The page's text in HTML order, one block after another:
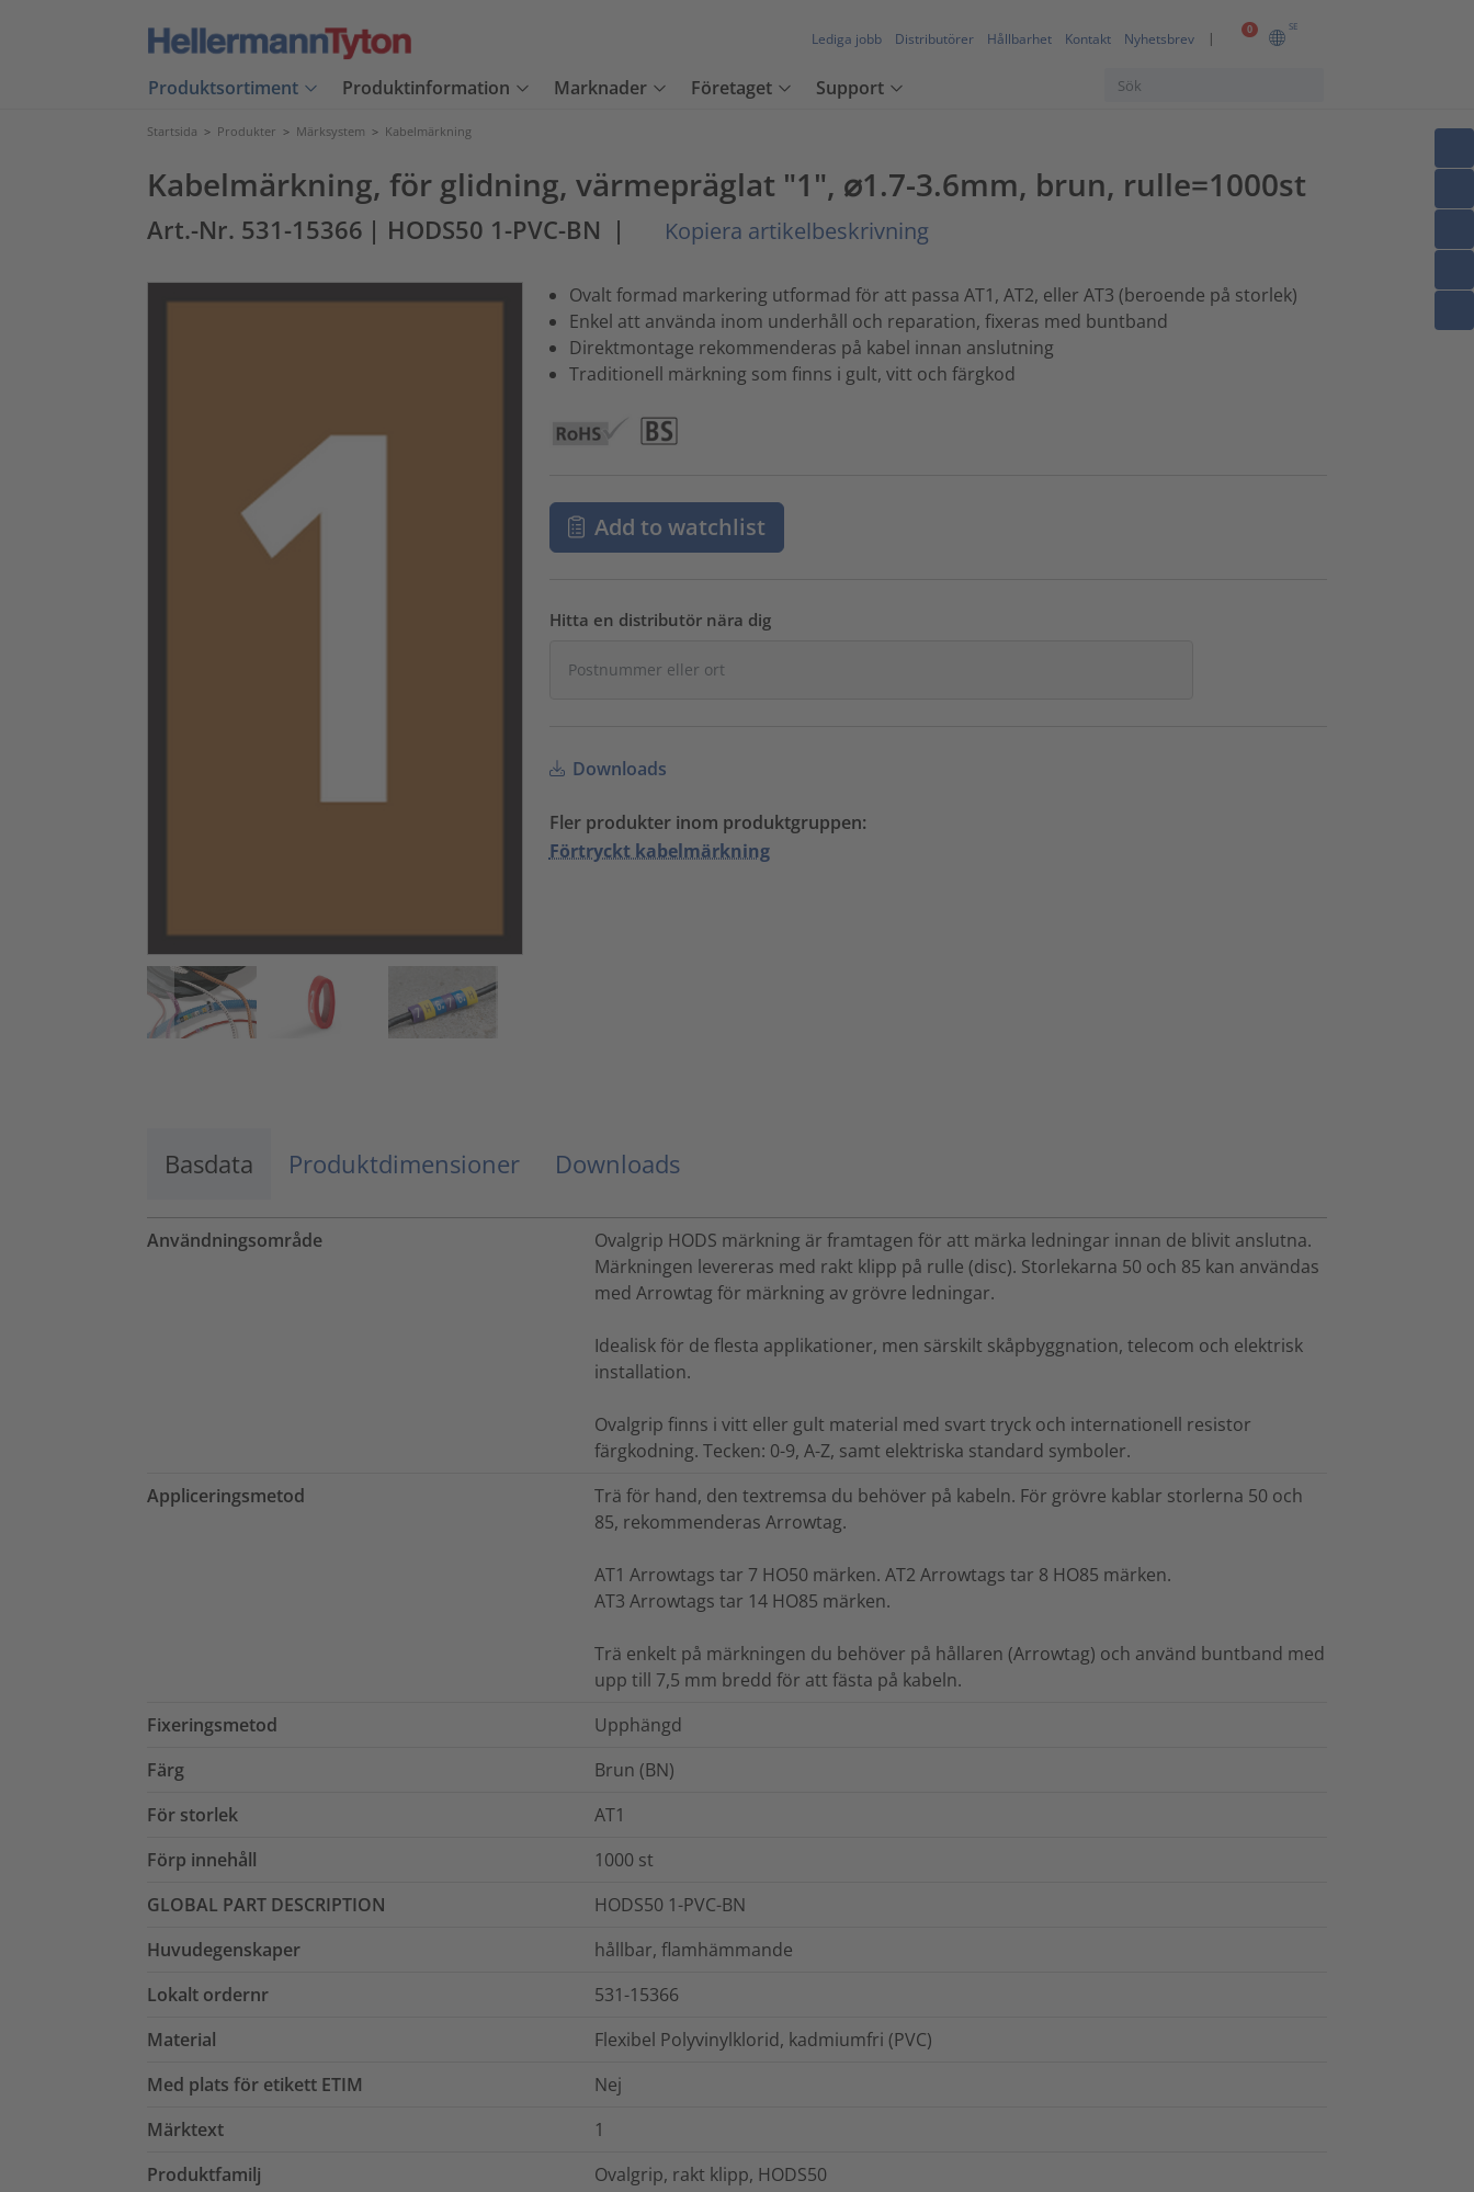
0 SE
Lediga jobb Distributörer Hållbarhet Kontakt Nyhetsbrev
Produktsortiment Produktinformation Marknader Företaget Support
Startsida > Produkter > Märksystem > Kabelmärkning
Kabelmärkning, för glidning, värmepräglat "1", ⌀1.7-3.6mm, brun, rulle=1000st
Art.-Nr. 531-15366 | HODS50 1-PVC-BN | Kopiera artikelbeskrivning
Ovalt formad markering utformad för att passa AT1, AT2, eller AT3 (beroende på storlek)
Enkel att använda inom underhåll och reparation, fixeras med buntband
Direktmontage rekommenderas på kabel innan anslutning
Traditionell märkning som finns i gult, vitt och färgkod
Add to watchlist
Hitta en distributör nära dig
Downloads
Fler produkter inom produktgruppen:
Förtryckt kabelmärkning
Basdata Produktdimensioner Downloads
Användningsområde
Ovalgrip HODS märkning är framtagen för att märka ledningar innan de blivit anslutna.
Märkningen levereras med rakt klipp på rulle (disc). Storlekarna 50 och 85 kan användas
med Arrowtag för märkning av grövre ledningar.
Idealisk för de flesta applikationer, men särskilt skåpbyggnation, telecom och elektrisk
installation.
Ovalgrip finns i vitt eller gult material med svart tryck och internationell resistor
färgkodning. Tecken: 0-9, A-Z, samt elektriska standard symboler.
Appliceringsmetod
Trä för hand, den textremsa du behöver på kabeln. För grövre kablar storlerna 50 och
85, rekommenderas Arrowtag.
AT1 Arrowtags tar 7 HO50 märken. AT2 Arrowtags tar 8 HO85 märken.
AT3 Arrowtags tar 14 HO85 märken.
Trä enkelt på märkningen du behöver på hållaren (Arrowtag) och använd buntband med
upp till 7,5 mm bredd för att fästa på kabeln.
Fixeringsmetod
Upphängd
Färg
Brun (BN)
För storlek
AT1
Förp innehåll
1000 st
GLOBAL PART DESCRIPTION
HODS50 1-PVC-BN
Huvudegenskaper
hållbar, flamhämmande
Lokalt ordernr
531-15366
Material
Flexibel Polyvinylklorid, kadmiumfri (PVC)
Med plats för etikett ETIM
Nej
Märktext
1
Produktfamilj
Ovalgrip, rakt klipp, HODS50